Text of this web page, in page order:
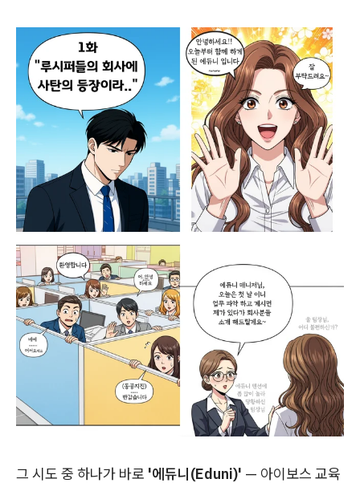
그 시도 중 하나가 바로 '에듀니(Eduni)' — 아이보스 교육